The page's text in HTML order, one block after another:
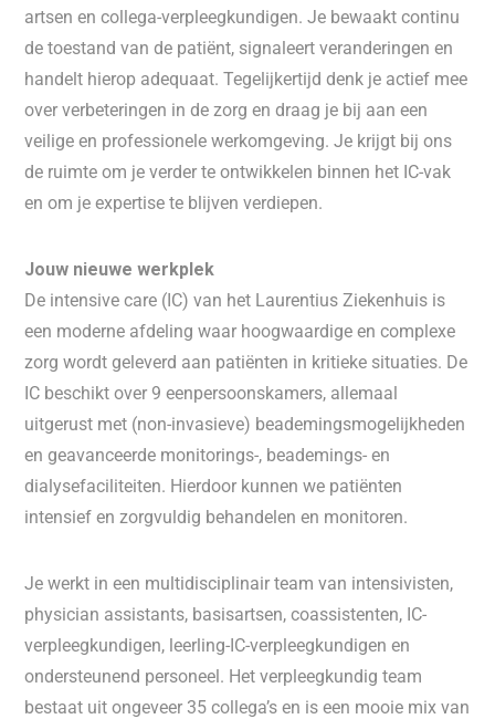
artsen en collega-verpleegkundigen. Je bewaakt continu
de toestand van de patiënt, signaleert veranderingen en
handelt hierop adequaat. Tegelijkertijd denk je actief mee
over verbeteringen in de zorg en draag je bij aan een
veilige en professionele werkomgeving. Je krijgt bij ons
de ruimte om je verder te ontwikkelen binnen het IC-vak
en om je expertise te blijven verdiepen.
Jouw nieuwe werkplek
De intensive care (IC) van het Laurentius Ziekenhuis is
een moderne afdeling waar hoogwaardige en complexe
zorg wordt geleverd aan patiënten in kritieke situaties. De
IC beschikt over 9 eenpersoonskamers, allemaal
uitgerust met (non-invasieve) beademingsmogelijkheden
en geavanceerde monitorings-, beademings- en
dialysefaciliteiten. Hierdoor kunnen we patiënten
intensief en zorgvuldig behandelen en monitoren.
Je werkt in een multidisciplinair team van intensivisten,
physician assistants, basisartsen, coassistenten, IC-
verpleegkundigen, leerling-IC-verpleegkundigen en
ondersteunend personeel. Het verpleegkundig team
bestaat uit ongeveer 35 collega’s en is een mooie mix van